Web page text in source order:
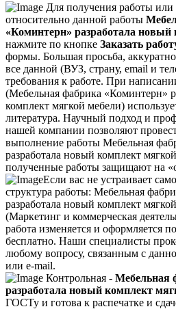
Для получения работы
относительно данной работы
«Коминтерн» разработала
нажмите по кнопке Заказать
формы. Большая просьба,
все данной (ВУЗ, страну, email и
требования к работе. При
(Мебельная фабрика «Коминтерн»
комплект мягкой мебели)
литература. Научный подход и
нашей компании позволяют
выполнение работы Мебельная
разработала новый комплект
полученные работы защищают на
Если вас не устраивает
структура работы: Мебельная
разработала новый комплект
(Маркетинг и коммерческая
работа изменяется и оформляется
бесплатно. Наши специалисты
любому вопросу, связанным с
или e-mail.
Контрольная - Мебельная
разработала новый комплект
ГОСТу и готова к распечатке и